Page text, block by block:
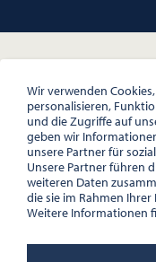
Wir verwenden
personalisieren,
und die Zugriffe auf
geben wir
unsere Partner für
Unsere Partner führen
weiteren Daten
die sie im Rahmen
Weitere Informationen